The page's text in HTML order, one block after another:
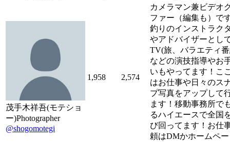
茂手木祥吾(モテショ
ー)Photographer
@shogomotegi
1,958 2,574
カメラマン兼ビデオ
ファー（編集も）で
釣りのインストラク
やアドバイザーとし
TV(旅、バラエティ
などの演技指導やお
いもやってます！こ
はお仕事や日々のス
プ写真をアップして
ます！移動事務所で
るハイエースで全国
び回ってます！お仕
頼はDMかホームペ